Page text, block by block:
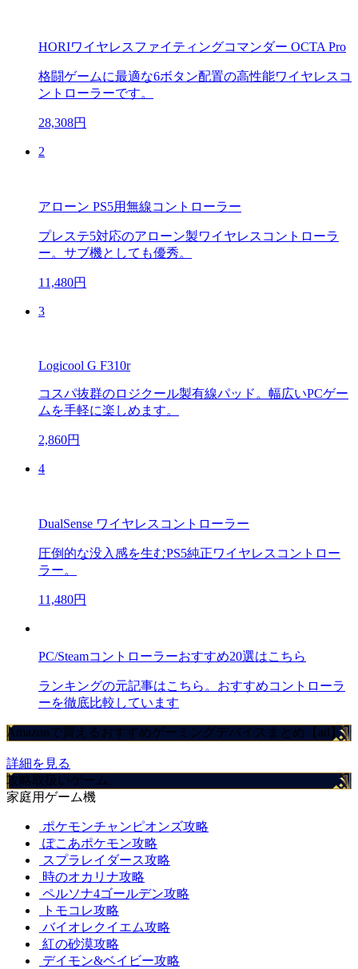
HORIワイヤレスファイティングコマンダー OCTA Pro
格闘ゲームに最適な6ボタン配置の高性能ワイヤレスコ
ントローラーです。
28,308円
2
アローン PS5用無線コントローラー
プレステ5対応のアローン製ワイヤレスコントローラ
ー。サブ機としても優秀。
11,480円
3
Logicool G F310r
コスパ抜群のロジクール製有線パッド。幅広いPCゲー
ムを手軽に楽しめます。
2,860円
4
DualSense ワイヤレスコントローラー
圧倒的な没入感を生むPS5純正ワイヤレスコントロー
ラー。
11,480円
PC/Steamコントローラーおすすめ20選はこちら
ランキングの元記事はこちら。おすすめコントローラ
ーを徹底比較しています
Amazonで買えるおすすめゲーミングデバイスまとめ【ad】
詳細を見る
攻略取扱いゲーム
家庭用ゲーム機
ポケモンチャンピオンズ攻略
ぽこあポケモン攻略
スプラレイダース攻略
時のオカリナ攻略
ペルソナ4ゴールデン攻略
トモコレ攻略
バイオレクイエム攻略
紅の砂漠攻略
デイモン&ベイビー攻略